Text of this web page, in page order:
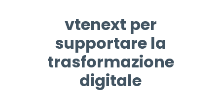
vtenext per
supportare la
trasformazione
digitale